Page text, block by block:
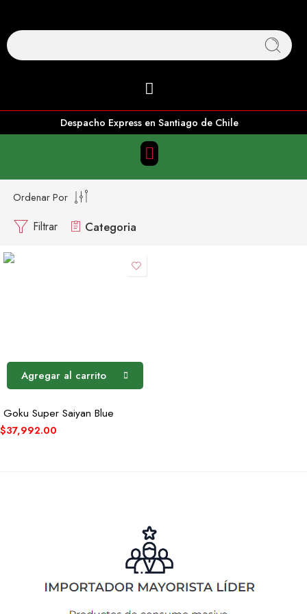
Despacho Express en Santiago de Chile
Filtrar Categoria
Ordenar Por
Agregar al carrito
Goku Super Saiyan Blue
$37,992.00